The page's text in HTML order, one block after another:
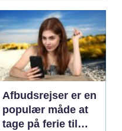
Afbudsrejser er en
populær måde at
tage på ferie til